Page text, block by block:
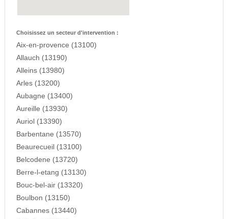
Choisissez un secteur d'intervention :
Aix-en-provence (13100)
Allauch (13190)
Alleins (13980)
Arles (13200)
Aubagne (13400)
Aureille (13930)
Auriol (13390)
Barbentane (13570)
Beaurecueil (13100)
Belcodene (13720)
Berre-l-etang (13130)
Bouc-bel-air (13320)
Boulbon (13150)
Cabannes (13440)